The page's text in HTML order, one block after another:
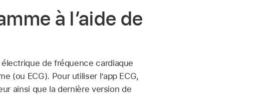
à l’aide de
électrique de fréquence cardiaque
(ou ECG). Pour utiliser l’app ECG,
ainsi que la dernière version de